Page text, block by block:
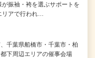
振袖・袴を選ぶサポートを
アで行われ…
千葉県船橋市・千葉市・柏
下周辺エリアの催事会場